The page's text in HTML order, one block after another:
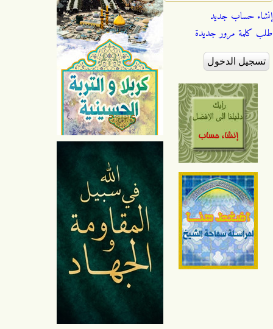
إنشاء حساب جديد
طلب كلمة مرور جديدة